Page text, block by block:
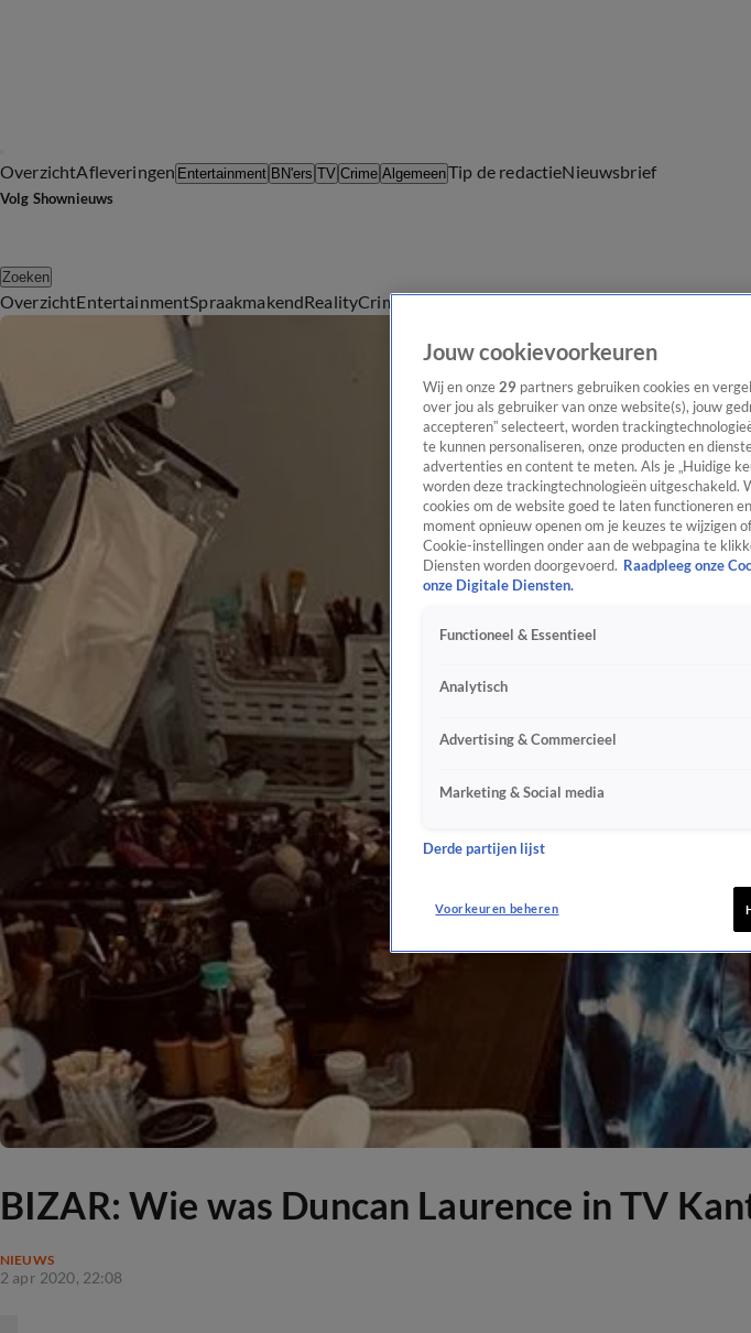
OverzichtAfleveringen Entertainment BN'ers TV Crime AlgemeenTip de redactieNieuwsbrief
Volg Shownieuws
Zoeken
OverzichtEntertainmentSpraakmakendRealityCrimeVideo'sAfleveringen
BIZAR: Wie was Duncan Laurence in TV
NIEUWS
2 apr 2020, 22:08
Jouw cookievoorkeuren
Wij en onze 29 partners gebruiken cookies en
over jou als gebruiker van onze website(s), jouw
accepteren” selecteert, worden
te kunnen personaliseren, onze producten en
advertenties en content te meten. Als je „Huidige
worden deze trackingtechnologieën uitgeschakeld.
cookies om de website goed te laten functioneren
moment opnieuw openen om je keuzes te wijzigen
Cookie-instellingen onder aan de webpagina te
Diensten worden doorgevoerd. Raadpleeg onze
onze Digitale Diensten.
Functioneel & Essentieel
Analytisch
Advertising & Commercieel
Marketing & Social media
Derde partijen lijst
Voorkeuren beheren